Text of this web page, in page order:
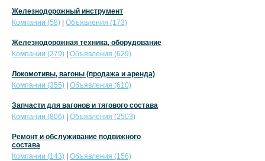
Железнодорожный инструмент
Компании (58)
Объявления (173)
Железнодорожная техника, оборудование
Компании (279)
Объявления (629)
Локомотивы, вагоны (продажа и аренда)
Компании (355)
Объявления (610)
Запчасти для вагонов и тягового состава
Компании (806)
Объявления (2503)
Ремонт и обслуживание подвижного
состава
Компании (143)
Объявления (156)